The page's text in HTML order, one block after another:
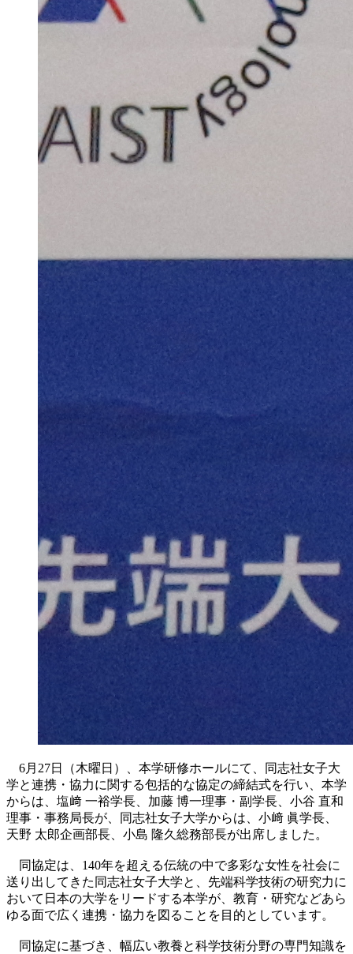
6月27日（木曜日）、本学研修ホールにて、同志社女子大
学と連携・協力に関する包括的な協定の締結式を行い、本学
からは、塩﨑 一裕学長、加藤 博一理事・副学長、小谷 直和
理事・事務局長が、同志社女子大学からは、小﨑 眞学長、
天野 太郎企画部長、小島 隆久総務部長が出席しました。
同協定は、140年を超える伝統の中で多彩な女性を社会に
送り出してきた同志社女子大学と、先端科学技術の研究力に
おいて日本の大学をリードする本学が、教育・研究などあら
ゆる面で広く連携・協力を図ることを目的としています。
同協定に基づき、幅広い教養と科学技術分野の専門知識を